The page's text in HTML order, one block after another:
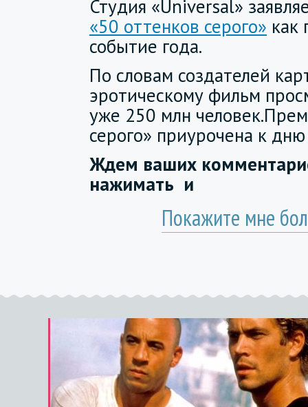
Студия «Universal»
«50 оттенков серого» как
событие года.
По словам создателей
эротическому фильм
уже 250 млн
серого» приурочена к
Ждем ваших
нажимать и
Покажите мне